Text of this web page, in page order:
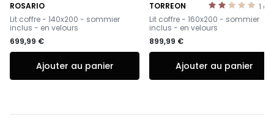
ROSARIO
-
Lit coffre - 140x200 - sommier
inclus - en velours
699,99 €
Ajouter au panier
1
TORREON
-
Lit coffre - 160x200 - sommier
inclus - en velours
899,99 €
Ajouter au panier